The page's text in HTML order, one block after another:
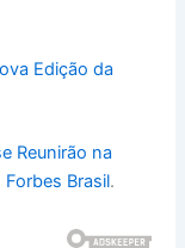
Edição da
Reunirão na
Forbes Brasil.